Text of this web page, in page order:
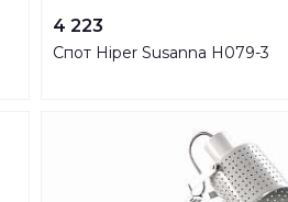
4 223
Спот Hiper Susanna H079-3